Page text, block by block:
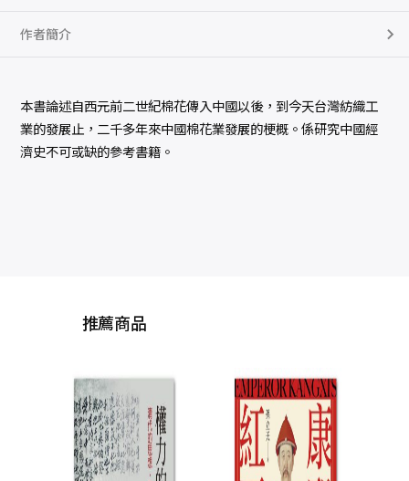
作者簡介
本書論述自西元前二世紀棉花傳入中國以後，到今天台灣紡織工
業的發展止，二千多年來中國棉花業發展的梗概。係研究中國經
濟史不可或缺的參考書籍。
推薦商品